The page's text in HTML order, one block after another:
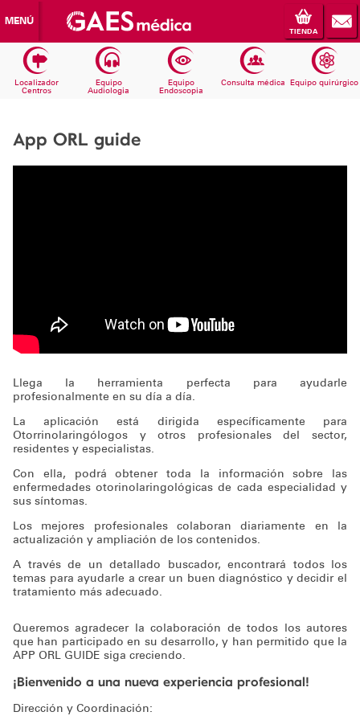
MENÚ
TIENDA
Localizador
Centros
Equipo
Audiologia
Equipo
Endoscopia
Consulta médica Equipo quirúrgico
App ORL guide
Llega la herramienta perfecta para ayudarle
profesionalmente en su día a día.
La aplicación está dirigida específicamente para
Otorrinolaringólogos y otros profesionales del sector,
residentes y especialistas.
Con ella, podrá obtener toda la información sobre las
enfermedades otorinolaringológicas de cada especialidad y
sus síntomas.
Los mejores profesionales colaboran diariamente en la
actualización y ampliación de los contenidos.
A través de un detallado buscador, encontrará todos los
temas para ayudarle a crear un buen diagnóstico y decidir el
tratamiento más adecuado.
Queremos agradecer la colaboración de todos los autores
que han participado en su desarrollo, y han permitido que la
APP ORL GUIDE siga creciendo.
¡Bienvenido a una nueva experiencia profesional!
Dirección y Coordinación: